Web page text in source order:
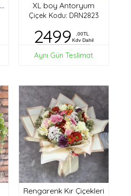
Lux 4 Dal Orkide Tasarım
XL boy Antoryum
Çiçek Kodu: DRN2823
2499
,00TL
Kdv Dahil
Aynı Gün Teslimat
Rengarenk Kır Çiçekleri